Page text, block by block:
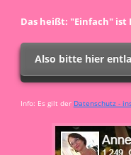
Das heißt: "Einfach" ist
Also bitte hier
Info: Es gilt der Datenschutz -